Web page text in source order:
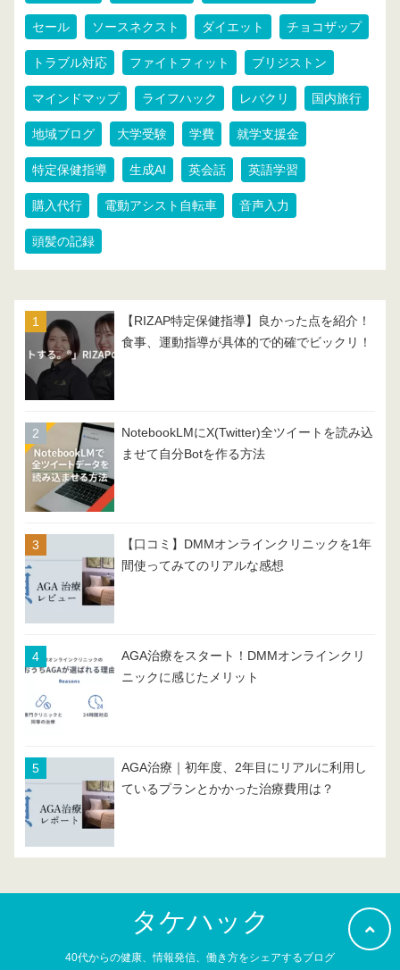
セール ソースネクスト ダイエット チョコザップ
トラブル対応 ファイトフィット ブリジストン
マインドマップ ライフハック レバクリ 国内旅行
地域ブログ 大学受験 学費 就学支援金
特定保健指導 生成AI 英会話 英語学習
購入代行 電動アシスト自転車 音声入力
頭髪の記録
【RIZAP特定保健指導】良かった点を紹介！
食事、運動指導が具体的で的確でビックリ！
NotebookLMにX(Twitter)全ツイートを読み込
ませて自分Botを作る方法
【口コミ】DMMオンラインクリニックを1年
間使ってみてのリアルな感想
AGA治療をスタート！DMMオンラインクリ
ニックに感じたメリット
AGA治療｜初年度、2年目にリアルに利用し
ているプランとかかった治療費用は？
タケハック
40代からの健康、情報発信、働き方をシェアするブログ